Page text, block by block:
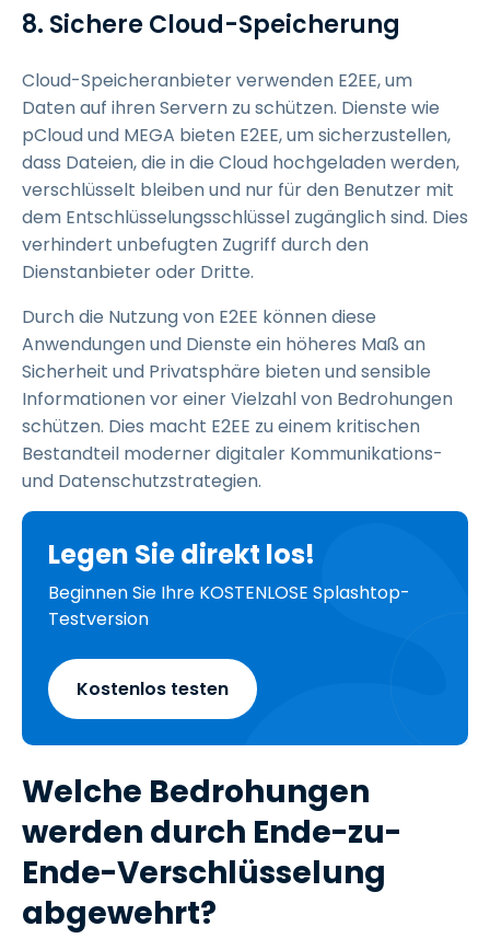
8. Sichere Cloud-Speicherung
Cloud-Speicheranbieter verwenden E2EE, um
Daten auf ihren Servern zu schützen. Dienste wie
pCloud und MEGA bieten E2EE, um sicherzustellen,
dass Dateien, die in die Cloud hochgeladen werden,
verschlüsselt bleiben und nur für den Benutzer mit
dem Entschlüsselungsschlüssel zugänglich sind. Dies
verhindert unbefugten Zugriff durch den
Dienstanbieter oder Dritte.
Durch die Nutzung von E2EE können diese
Anwendungen und Dienste ein höheres Maß an
Sicherheit und Privatsphäre bieten und sensible
Informationen vor einer Vielzahl von Bedrohungen
schützen. Dies macht E2EE zu einem kritischen
Bestandteil moderner digitaler Kommunikations-
und Datenschutzstrategien.
Legen Sie direkt los!
Beginnen Sie Ihre KOSTENLOSE Splashtop-
Testversion
Kostenlos testen
Welche Bedrohungen
werden durch Ende-zu-
Ende-Verschlüsselung
abgewehrt?